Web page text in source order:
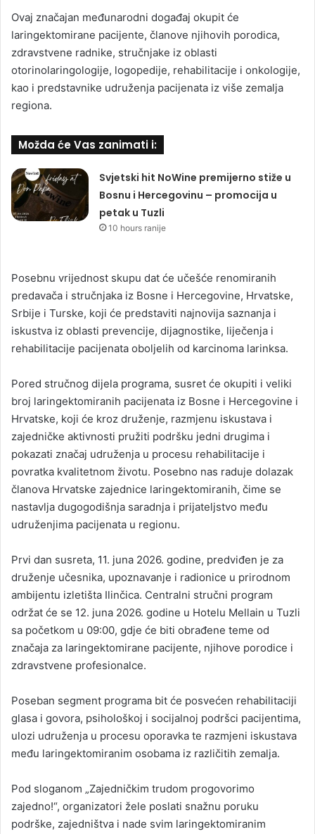
Ovaj značajan međunarodni događaj okupit će
laringektomirane pacijente, članove njihovih porodica,
zdravstvene radnike, stručnjake iz oblasti
otorinolaringologije, logopedije, rehabilitacije i onkologije,
kao i predstavnike udruženja pacijenata iz više zemalja
regiona.
Možda će Vas zanimati i:
Svjetski hit NoWine premijerno stiže u
Bosnu i Hercegovinu – promocija u
petak u Tuzli
10 hours ranije
Posebnu vrijednost skupu dat će učešće renomiranih
predavača i stručnjaka iz Bosne i Hercegovine, Hrvatske,
Srbije i Turske, koji će predstaviti najnovija saznanja i
iskustva iz oblasti prevencije, dijagnostike, liječenja i
rehabilitacije pacijenata oboljelih od karcinoma larinksa.
Pored stručnog dijela programa, susret će okupiti i veliki
broj laringektomiranih pacijenata iz Bosne i Hercegovine i
Hrvatske, koji će kroz druženje, razmjenu iskustava i
zajedničke aktivnosti pružiti podršku jedni drugima i
pokazati značaj udruženja u procesu rehabilitacije i
povratka kvalitetnom životu. Posebno nas raduje dolazak
članova Hrvatske zajednice laringektomiranih, čime se
nastavlja dugogodišnja saradnja i prijateljstvo među
udruženjima pacijenata u regionu.
Prvi dan susreta, 11. juna 2026. godine, predviđen je za
druženje učesnika, upoznavanje i radionice u prirodnom
ambijentu izletišta Ilinčica. Centralni stručni program
održat će se 12. juna 2026. godine u Hotelu Mellain u Tuzli
sa početkom u 09:00, gdje će biti obrađene teme od
značaja za laringektomirane pacijente, njihove porodice i
zdravstvene profesionalce.
Poseban segment programa bit će posvećen rehabilitaciji
glasa i govora, psihološkoj i socijalnoj podršci pacijentima,
ulozi udruženja u procesu oporavka te razmjeni iskustava
među laringektomiranim osobama iz različitih zemalja.
Pod sloganom „Zajedničkim trudom progovorimo
zajedno!“, organizatori žele poslati snažnu poruku
podrške, zajedništva i nade svim laringektomiranim